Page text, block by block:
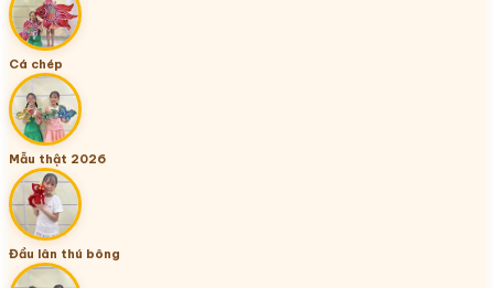
Cá chép
Mẫu thật 2026
Đầu lân thú bông